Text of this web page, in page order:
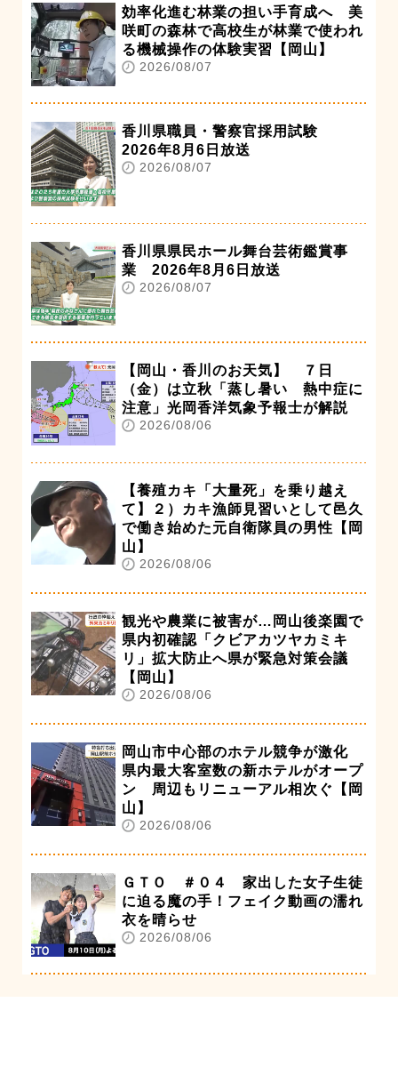
効率化進む林業の担い手育成へ 美
咲町の森林で高校生が林業で使われ
る機械操作の体験実習【岡山】
2026/08/07
香川県職員・警察官採用試験
2026年8月6日放送
2026/08/07
香川県県民ホール舞台芸術鑑賞事
業 2026年8月6日放送
2026/08/07
【岡山・香川のお天気】 ７日
（金）は立秋「蒸し暑い 熱中症に
注意」光岡香洋気象予報士が解説
2026/08/06
【養殖カキ「大量死」を乗り越え
て】２）カキ漁師見習いとして邑久
で働き始めた元自衛隊員の男性【岡
山】
2026/08/06
観光や農業に被害が…岡山後楽園で
県内初確認「クビアカツヤカミキ
リ」拡大防止へ県が緊急対策会議
【岡山】
2026/08/06
岡山市中心部のホテル競争が激化
県内最大客室数の新ホテルがオープ
ン 周辺もリニューアル相次ぐ【岡
山】
2026/08/06
ＧＴＯ ＃０４ 家出した女子生徒
に迫る魔の手！フェイク動画の濡れ
衣を晴らせ
2026/08/06